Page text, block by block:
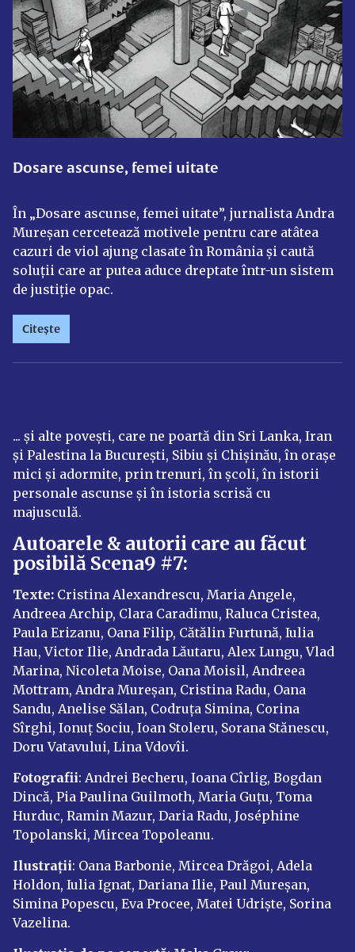
Dosare ascunse, femei uitate
În „Dosare ascunse, femei uitate”, jurnalista Andra
Mureșan cercetează motivele pentru care atâtea
cazuri de viol ajung clasate în România și caută
soluții care ar putea aduce dreptate într-un sistem
de justiție opac.
Citește
... și alte povești, care ne poartă din Sri Lanka, Iran
și Palestina la București, Sibiu și Chișinău, în orașe
mici și adormite, prin trenuri, în școli, în istorii
personale ascunse și în istoria scrisă cu
majusculă.
Autoarele & autorii care au făcut
posibilă Scena9 #7:
Texte: Cristina Alexandrescu, Maria Angele,
Andreea Archip, Clara Caradimu, Raluca Cristea,
Paula Erizanu, Oana Filip, Cătălin Furtună, Iulia
Hau, Victor Ilie, Andrada Lăutaru, Alex Lungu, Vlad
Marina, Nicoleta Moise, Oana Moisil, Andreea
Mottram, Andra Mureșan, Cristina Radu, Oana
Sandu, Anelise Sălan, Codruța Simina, Corina
Sîrghi, Ionuț Sociu, Ioan Stoleru, Sorana Stănescu,
Doru Vatavului, Lina Vdovîi.
Fotografii: Andrei Becheru, Ioana Cîrlig, Bogdan
Dincă, Pia Paulina Guilmoth, Maria Guțu, Toma
Hurduc, Ramin Mazur, Daria Radu, Joséphine
Topolanski, Mircea Topoleanu.
Ilustrații: Oana Barbonie, Mircea Drăgoi, Adela
Holdon, Iulia Ignat, Dariana Ilie, Paul Mureșan,
Simina Popescu, Eva Procee, Matei Udriște, Sorina
Vazelina.